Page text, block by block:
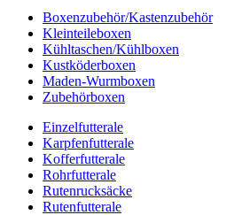
Boxenzubehör/Kastenzubehör
Kleinteileboxen
Kühltaschen/Kühlboxen
Kustköderboxen
Maden-Wurmboxen
Zubehörboxen
Einzelfutterale
Karpfenfutterale
Kofferfutterale
Rohrfutterale
Rutenrucksäcke
Rutenfutterale